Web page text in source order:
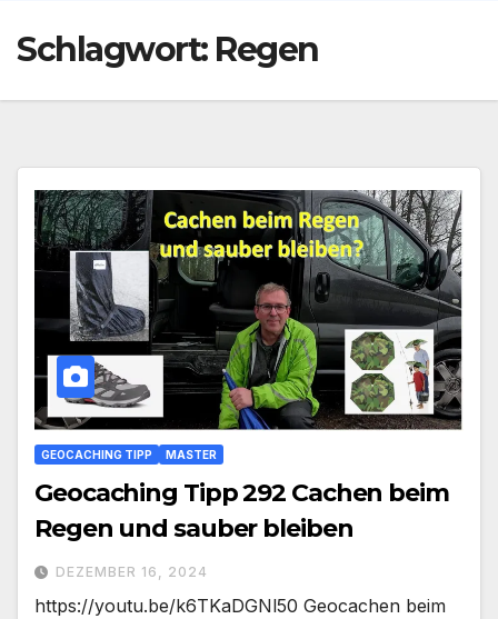
Schlagwort: Regen
GEOCACHING TIPP MASTER
Geocaching Tipp 292 Cachen beim
Regen und sauber bleiben
DEZEMBER 16, 2024
https://youtu.be/k6TKaDGNl50 Geocachen beim